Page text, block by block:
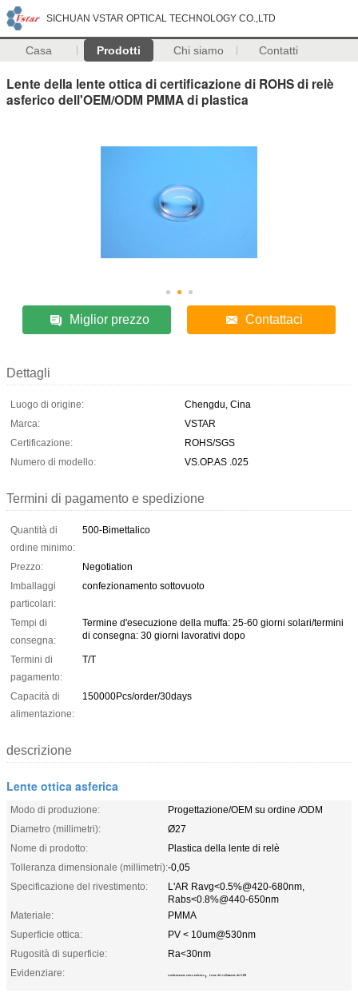
SICHUAN VSTAR OPTICAL TECHNOLOGY CO.,LTD
Casa Prodotti Chi siamo Contatti
Lente della lente ottica di certificazione di ROHS di relè
asferico dell'OEM/ODM PMMA di plastica
Miglior prezzo Contattaci
Dettagli
Luogo di origine:
Chengdu, Cina
Marca:
VSTAR
Certificazione:
ROHS/SGS
Numero di modello:
VS.OP.AS .025
Termini di pagamento e spedizione
Quantità di
ordine minimo:
500-Bimettalico
Prezzo:
Negotiation
Imballaggi
particolari:
confezionamento sottovuoto
Tempi di
consegna:
Termine d'esecuzione della muffa: 25-60 giorni solari/termini
di consegna: 30 giorni lavorativi dopo
Termini di
pagamento:
T/T
Capacità di
alimentazione:
150000Pcs/order/30days
descrizione
Lente ottica asferica
Modo di produzione:
Progettazione/OEM su ordine /ODM
Diametro (millimetri):
Ø27
Nome di prodotto:
Plastica della lente di relè
Tolleranza dimensionale (millimetri):-0,05
Specificazione del rivestimento:
L'AR Ravg<0.5%@420-680nm,
Rabs<0.8%@440-650nm
Materiale:
PMMA
Superficie ottica:
PV < 10um@530nm
Rugosità di superficie:
Ra<30nm
Evidenziare:
condensatore ottico asferico , Lente del collimatore del LED